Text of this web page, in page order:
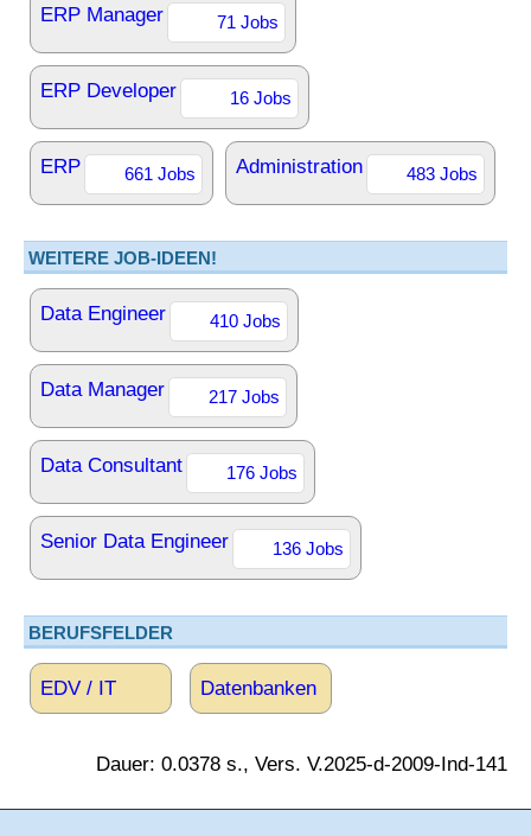
ERP Manager 71 Jobs
ERP Developer 16 Jobs
ERP 661 Jobs Administration 483 Jobs
WEITERE JOB-IDEEN!
Data Engineer 410 Jobs
Data Manager 217 Jobs
Data Consultant 176 Jobs
Senior Data Engineer 136 Jobs
BERUFSFELDER
EDV / IT Datenbanken
Dauer: 0.0378 s., Vers. V.2025-d-2009-Ind-141